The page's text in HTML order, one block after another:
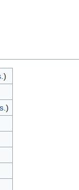
)
)